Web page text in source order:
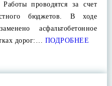
проводятся за счет
бюджетов. В ходе
асфальтобетонное
дорог:… ПОДРОБНЕЕ